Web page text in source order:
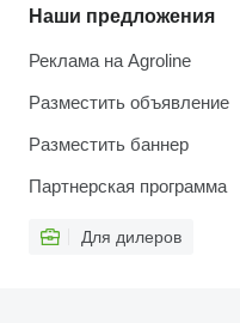
Наши предложения
Реклама на Agroline
Разместить объявление
Разместить баннер
Партнерская программа
Для дилеров